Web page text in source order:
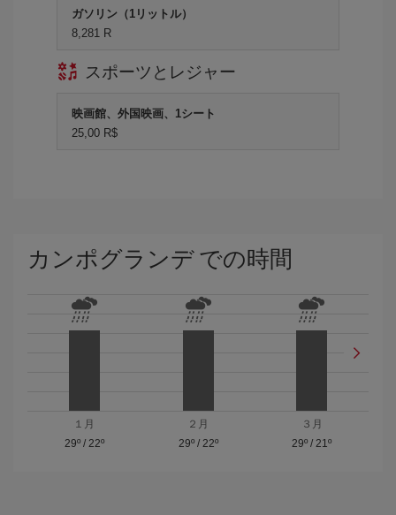
ガソリン（1リットル）
8,281 R
スポーツとレジャー
映画館、外国映画、1シート
25,00 R$
カンポグランデ での時間
１月
29º/ 22º
２月
29º/ 22º
３月
29º / 21º